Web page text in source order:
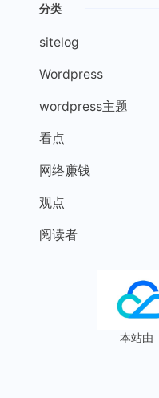
分类
sitelog
Wordpress
wordpress主题
看点
网络赚钱
观点
阅读者
本站由